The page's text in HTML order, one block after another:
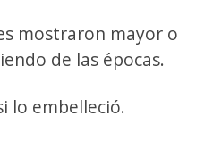
mostraron mayor o
de las épocas.
lo embelleció.